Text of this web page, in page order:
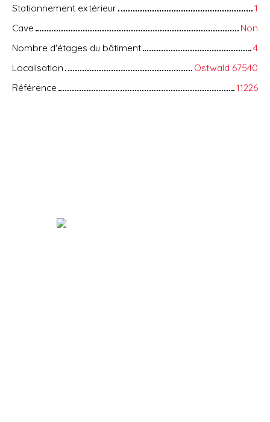
Stationnement extérieur
1
Cave
Non
Nombre d'étages du bâtiment
4
Localisation
Ostwald 67540
Référence
11226